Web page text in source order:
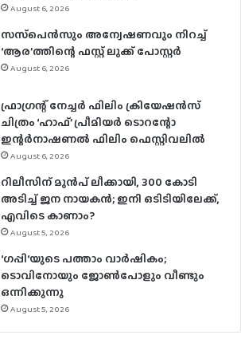
August 6, 2026
സസ്‌പെന്‍സും അന്വേഷണവും നിറച്ച്
‘ആര’ത്തിന്റെ ഫസ്റ്റ് ലുക്ക് പോസ്റ്റര്‍
August 6, 2026
ഫ്രാഗ്രന്റ് നേച്ചര്‍ ഫിലിം ക്രിയേഷന്‍സ്
ചിത്രം ‘ഹാഫ്’ പ്രീമിയര്‍ ടൊറന്റോ
ഇന്റര്‍നാഷണല്‍ ഫിലിം ഫെസ്റ്റിവലില്‍
August 6, 2026
റിലീസിന് മുൻപ് ലീക്കായി, 300 കോടി
അടിച്ച് ജന നായകൻ; ഇനി ഒടിടിയിലേക്ക്,
എവിടെ കാണാം?
August 5, 2026
‘ഗപ്പി‘യുടെ പത്താം വാർഷികം;
ടൊവിനോയും ജോൺപോളും വീണ്ടും
ഒന്നിക്കുന്നു
August 5, 2026